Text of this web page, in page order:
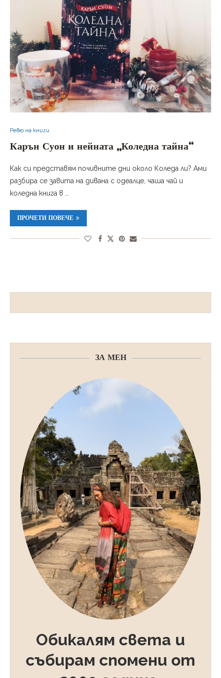
Ревю на книги
Карън Суон и нейната „Коледна тайна“
Как си представям почивните дни около Коледа ли? Ами
разбира се завита на дивана с одеалце, чаша чай и
коледна книга в …
ПРОЧЕТИ ПОВЕЧЕ
ЗА МЕН
Обикалям света и
събирам спомени от